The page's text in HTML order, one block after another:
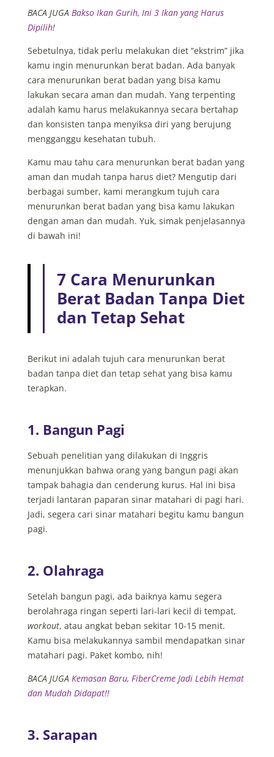
BACA JUGA Bakso Ikan Gurih, Ini 3 Ikan yang Harus
Dipilih!
Sebetulnya, tidak perlu melakukan diet “ekstrim” jika
kamu ingin menurunkan berat badan. Ada banyak
cara menurunkan berat badan yang bisa kamu
lakukan secara aman dan mudah. Yang terpenting
adalah kamu harus melakukannya secara bertahap
dan konsisten tanpa menyiksa diri yang berujung
mengganggu kesehatan tubuh.
Kamu mau tahu cara menurunkan berat badan yang
aman dan mudah tanpa harus diet? Mengutip dari
berbagai sumber, kami merangkum tujuh cara
menurunkan berat badan yang bisa kamu lakukan
dengan aman dan mudah. Yuk, simak penjelasannya
di bawah ini!
7 Cara Menurunkan
Berat Badan Tanpa Diet
dan Tetap Sehat
Berikut ini adalah tujuh cara menurunkan berat
badan tanpa diet dan tetap sehat yang bisa kamu
terapkan.
1. Bangun Pagi
Sebuah penelitian yang dilakukan di Inggris
menunjukkan bahwa orang yang bangun pagi akan
tampak bahagia dan cenderung kurus. Hal ini bisa
terjadi lantaran paparan sinar matahari di pagi hari.
Jadi, segera cari sinar matahari begitu kamu bangun
pagi.
2. Olahraga
Setelah bangun pagi, ada baiknya kamu segera
berolahraga ringan seperti lari-lari kecil di tempat,
workout, atau angkat beban sekitar 10-15 menit.
Kamu bisa melakukannya sambil mendapatkan sinar
matahari pagi. Paket kombo, nih!
BACA JUGA Kemasan Baru, FiberCreme Jadi Lebih Hemat
dan Mudah Didapat!!
3. Sarapan